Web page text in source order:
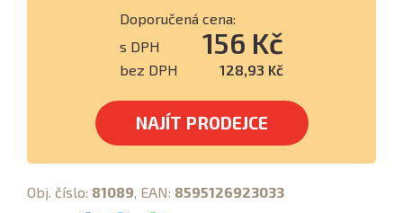
Doporučená cena:
s DPH
156 Kč
bez DPH 128,93 Kč
NAJÍT PRODEJCE
Obj. číslo: 81089, EAN: 8595126923033